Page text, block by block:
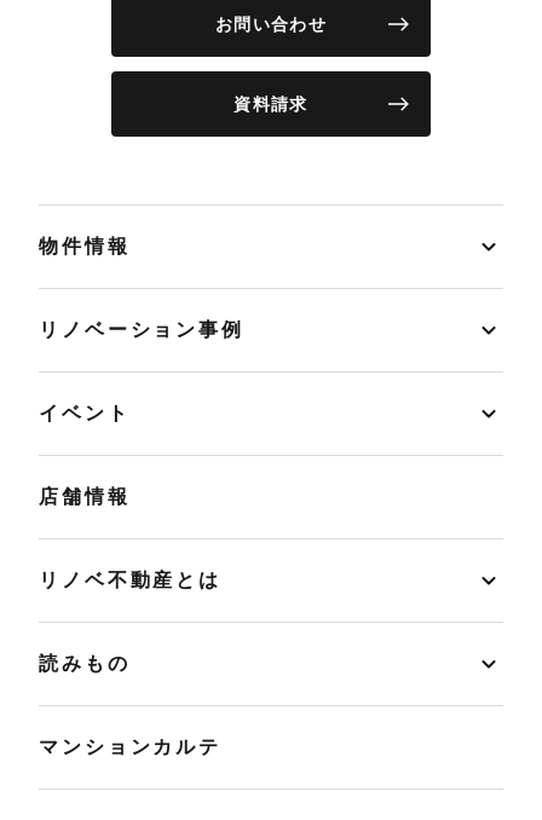
お問い合わせ
資料請求
物件情報
リノベーション事例
イベント
店舗情報
リノベ不動産とは
読みもの
マンションカルテ